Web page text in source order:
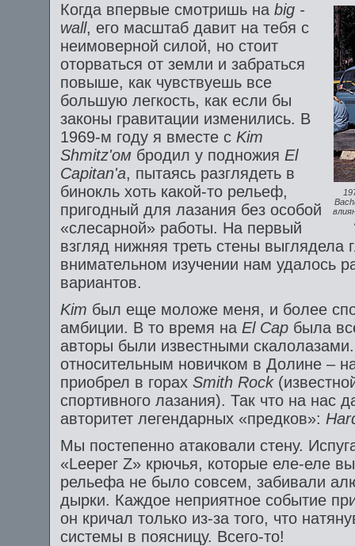
Когда впервые смотришь на big -
wall, его масштаб давит на тебя с
неимоверной силой, но стоит
оторваться от земли и забраться
повыше, как чувствуешь все
большую легкость, как если бы
законы гравитации изменились. В
1969-м году я вместе с Kim
Shmitz'ом бродил у подножия El
Capitan'a, пытаясь разглядеть в
бинокль хоть какой-то рельеф,
пригодный для лазания без особой
«слесарной» работы. На первый
взгляд нижняя треть стены выглядела
внимательном изучении нам удалось
вариантов.
Kim был еще моложе меня, и более
амбиции. В то время на El Cap была
авторы были известными
относительным новичком в Долине –
приобрел в горах Smith Rock
спортивного лазания). Так что на нас
авторитет легендарных «предков»:
Мы постепенно атаковали стену.
«Leeper Z» крючья, которые еле-еле
рельефа не было совсем, забивали
дырки. Каждое неприятное событие
он кричал только из-за того, что
системы в поясницу. Всего-то!